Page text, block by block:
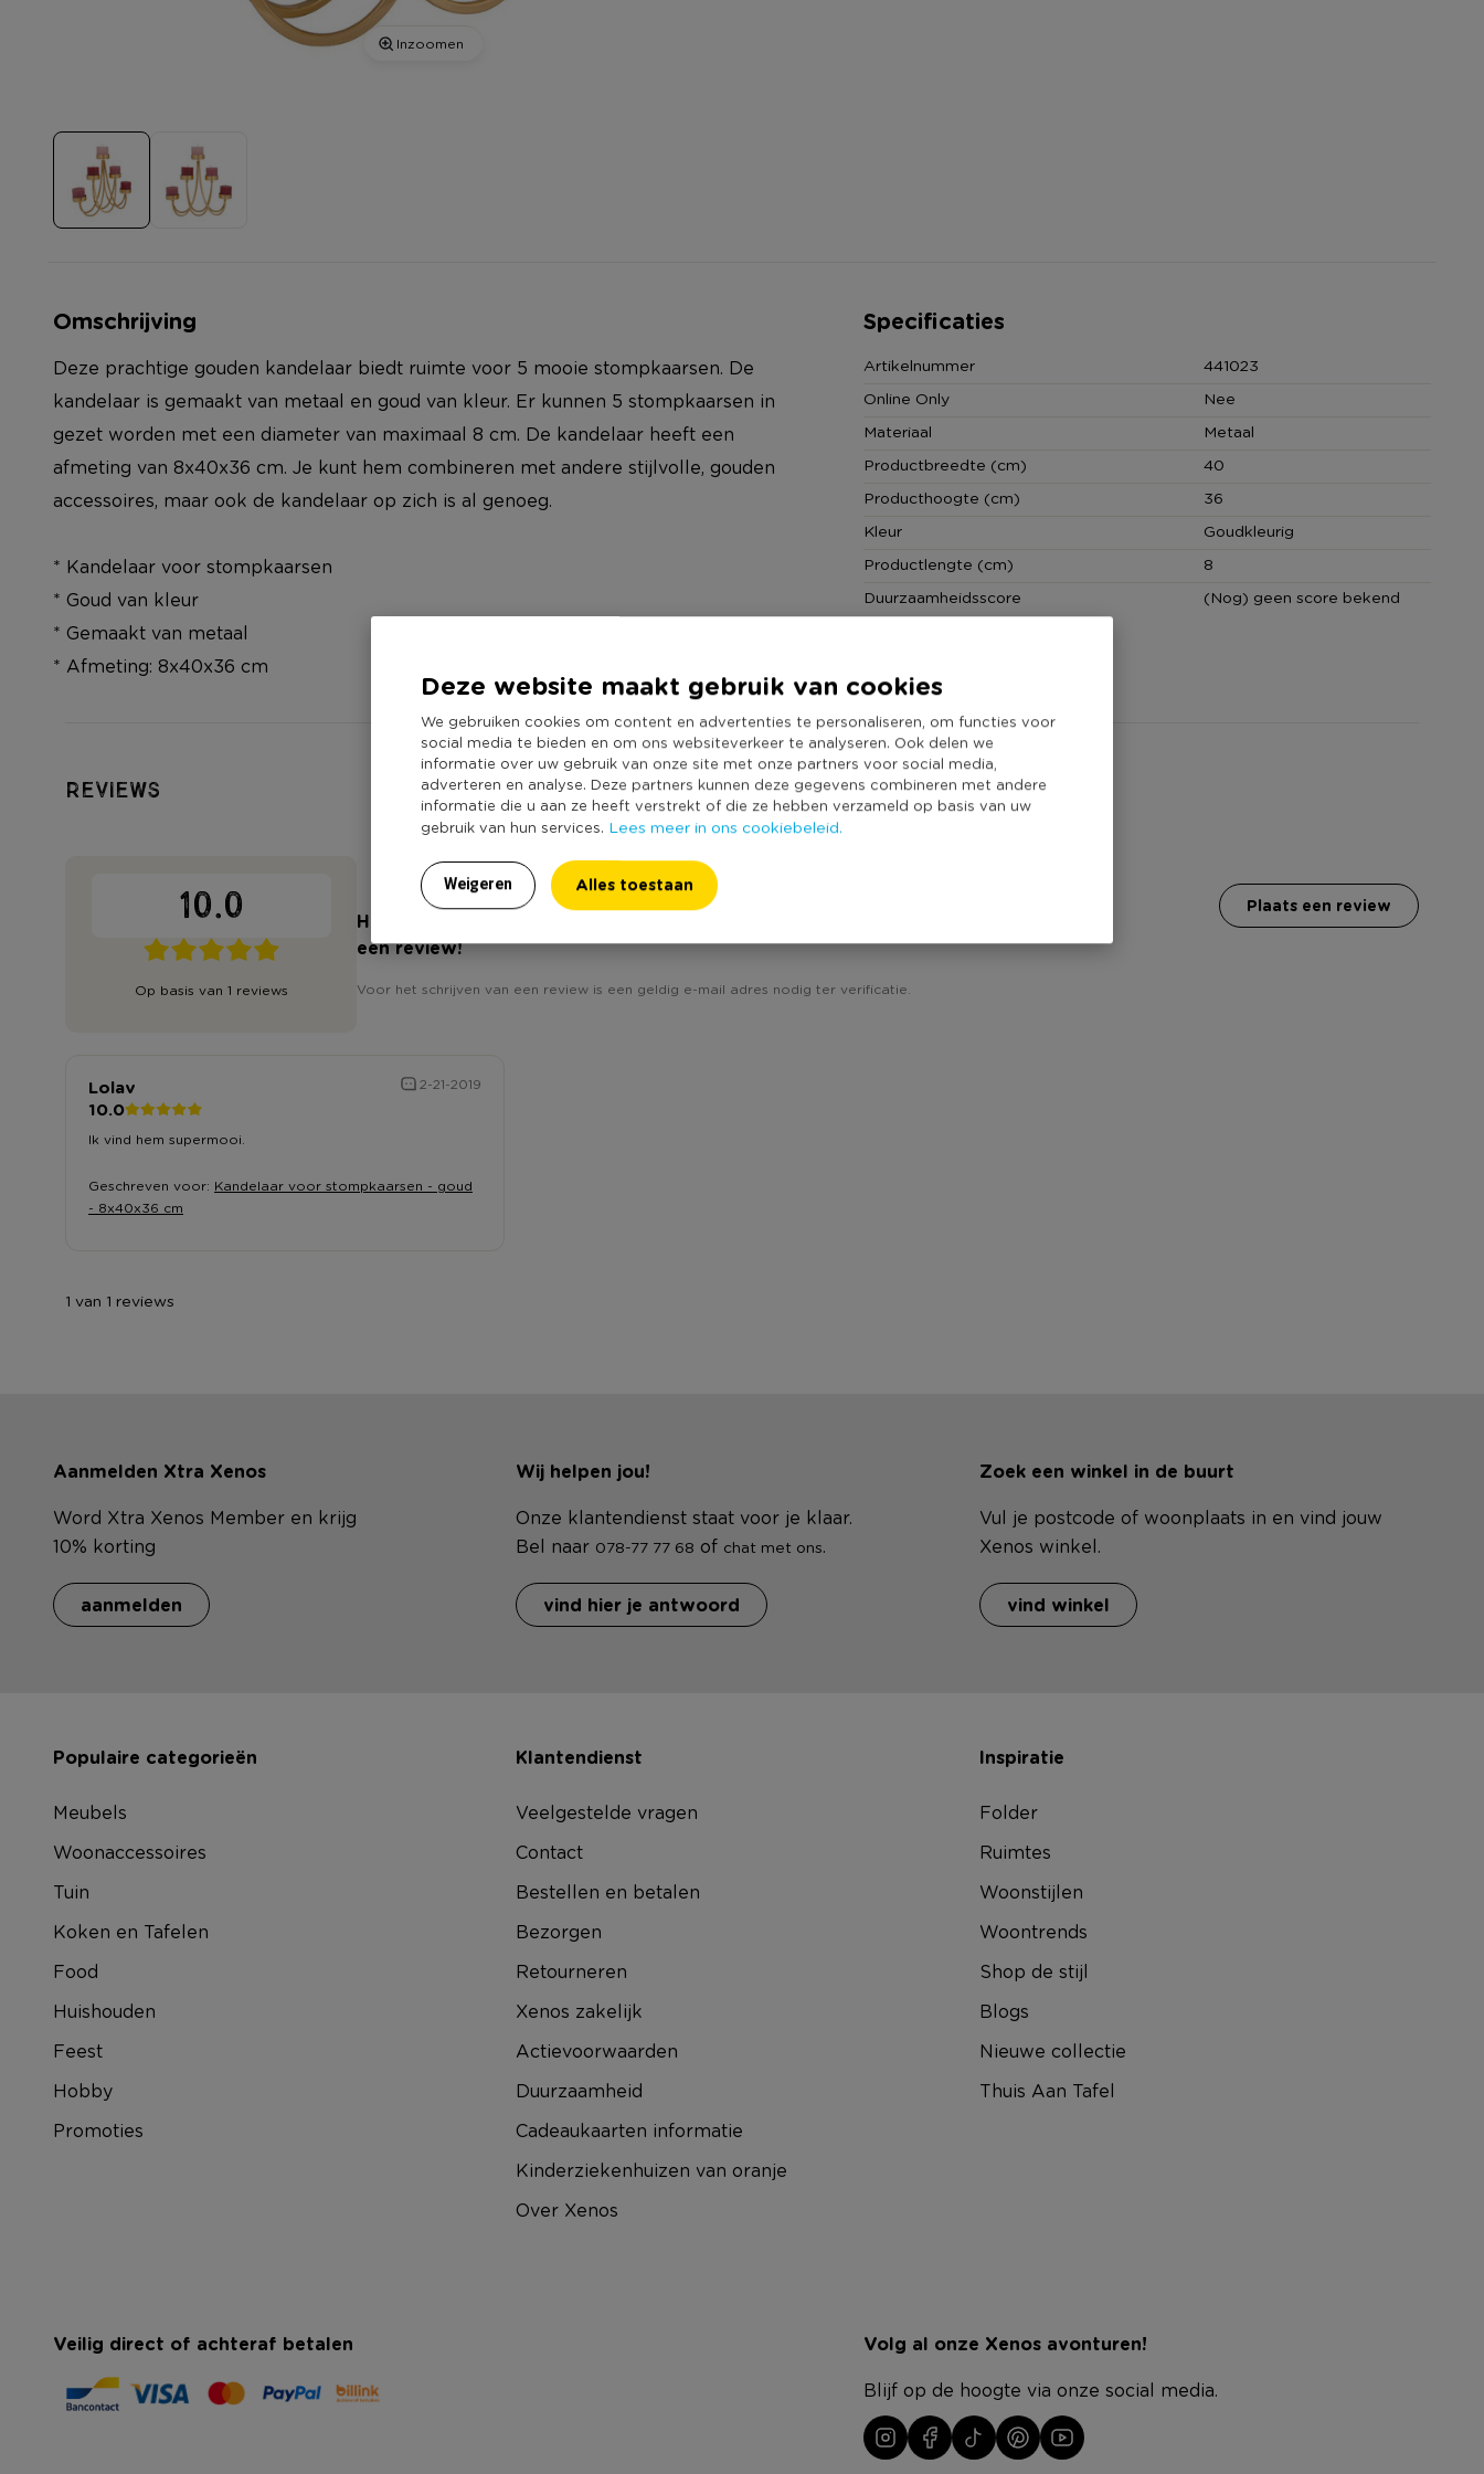
Deze website maakt gebruik van cookies
We gebruiken cookies om content en advertenties te personaliseren, om functies voor
social media te bieden en om ons websiteverkeer te analyseren. Ook delen we
informatie over uw gebruik van onze site met onze partners voor social media,
adverteren en analyse. Deze partners kunnen deze gegevens combineren met andere
informatie die u aan ze heeft verstrekt of die ze hebben verzameld op basis van uw
gebruik van hun services. Lees meer in ons cookiebeleid.
Weigeren Alles toestaan
Inzoomen
Omschrijving
Deze prachtige gouden kandelaar biedt ruimte voor 5 mooie stompkaarsen. De
kandelaar is gemaakt van metaal en goud van kleur. Er kunnen 5 stompkaarsen in
gezet worden met een diameter van maximaal 8 cm. De kandelaar heeft een
afmeting van 8x40x36 cm. Je kunt hem combineren met andere stijlvolle, gouden
accessoires, maar ook de kandelaar op zich is al genoeg.
* Kandelaar voor stompkaarsen
* Goud van kleur
* Gemaakt van metaal
* Afmeting: 8x40x36 cm
Specificaties
Artikelnummer
441023
Online Only
Nee
Materiaal
Metaal
Productbreedte (cm)
40
Producthoogte (cm)
36
Kleur
Goudkleurig
Productlengte (cm)
8
Duurzaamheidsscore
(Nog) geen score bekend
Reviews
10.0
Op basis van 1 reviews
Heb jij 'Kandelaar voor stompkaarsen - goud - 8x40x36 cm'? Schrijf
een review!
Voor het schrijven van een review is een geldig e-mail adres nodig ter verificatie.
plaats een review
Lolav 2-21-2019
10.0
Ik vind hem supermooi.
Geschreven voor: Kandelaar voor stompkaarsen - goud
- 8x40x36 cm
1 van 1 reviews
Aanmelden Xtra Xenos
Word Xtra Xenos Member en krijg
10% korting
aanmelden
Wij helpen jou!
Onze klantendienst staat voor je klaar.
Bel naar 078-77 77 68 of chat met ons.
vind hier je antwoord
Zoek een winkel in de buurt
Vul je postcode of woonplaats in en vind jouw
Xenos winkel.
vind winkel
Populaire categorieën
Meubels
Woonaccessoires
Tuin
Koken en Tafelen
Food
Huishouden
Feest
Hobby
Promoties
Klantendienst
Veelgestelde vragen
Contact
Bestellen en betalen
Bezorgen
Retourneren
Xenos zakelijk
Actievoorwaarden
Duurzaamheid
Cadeaukaarten informatie
Kinderziekenhuizen van oranje
Over Xenos
Inspiratie
Folder
Ruimtes
Woonstijlen
Woontrends
Shop de stijl
Blogs
Nieuwe collectie
Thuis Aan Tafel
Veilig direct of achteraf betalen Volg al onze Xenos avonturen!
Blijf op de hoogte via onze social media.